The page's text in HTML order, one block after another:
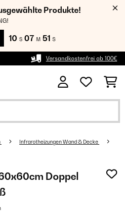
Produkte!
10 S 07 M 50 S
Versandkostenfrei ab 100€
Infrarotheizungen Wand & Decke
Doppel